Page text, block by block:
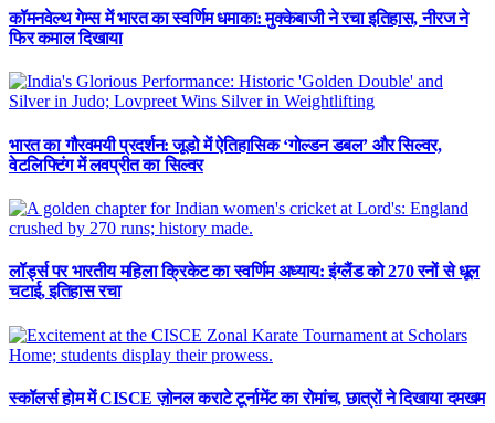
कॉमनवेल्थ गेम्स में भारत का स्वर्णिम धमाका: मुक्केबाजी ने रचा इतिहास, नीरज ने
फिर कमाल दिखाया
भारत का गौरवमयी प्रदर्शन: जूडो में ऐतिहासिक ‘गोल्डन डबल’ और सिल्वर,
वेटलिफ्टिंग में लवप्रीत का सिल्वर
लॉर्ड्स पर भारतीय महिला क्रिकेट का स्वर्णिम अध्याय: इंग्लैंड को 270 रनों से धूल
चटाई, इतिहास रचा
स्कॉलर्स होम में CISCE ज़ोनल कराटे टूर्नामेंट का रोमांच, छात्रों ने दिखाया दमखम